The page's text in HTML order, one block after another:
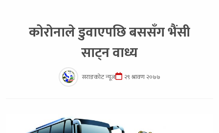
कोरोनाले डुवाएपछि बससँग भैंसी
साट्न वाध्य
सराङकोट न्यूज २९ श्रावण २०७७